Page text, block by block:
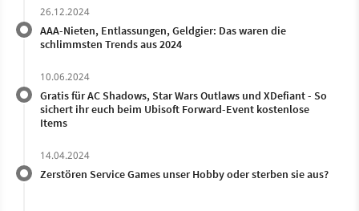
26.12.2024
AAA-Nieten, Entlassungen, Geldgier: Das waren die
schlimmsten Trends aus 2024
10.06.2024
Gratis für AC Shadows, Star Wars Outlaws und XDefiant - So
sichert ihr euch beim Ubisoft Forward-Event kostenlose
Items
14.04.2024
Zerstören Service Games unser Hobby oder sterben sie aus?